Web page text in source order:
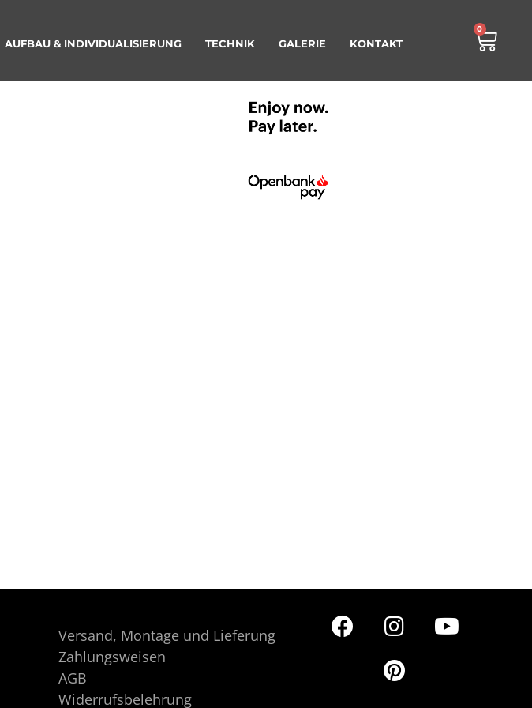
AUFBAU & INDIVIDUALISIERUNG TECHNIK GALERIE KONTAKT
0
Versand, Montage und Lieferung
Zahlungsweisen
AGB
Widerrufsbelehrung